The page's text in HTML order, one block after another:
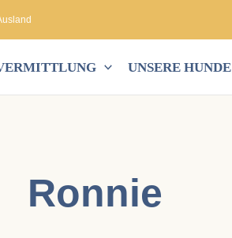
UNSERE HUNDE
Ronnie